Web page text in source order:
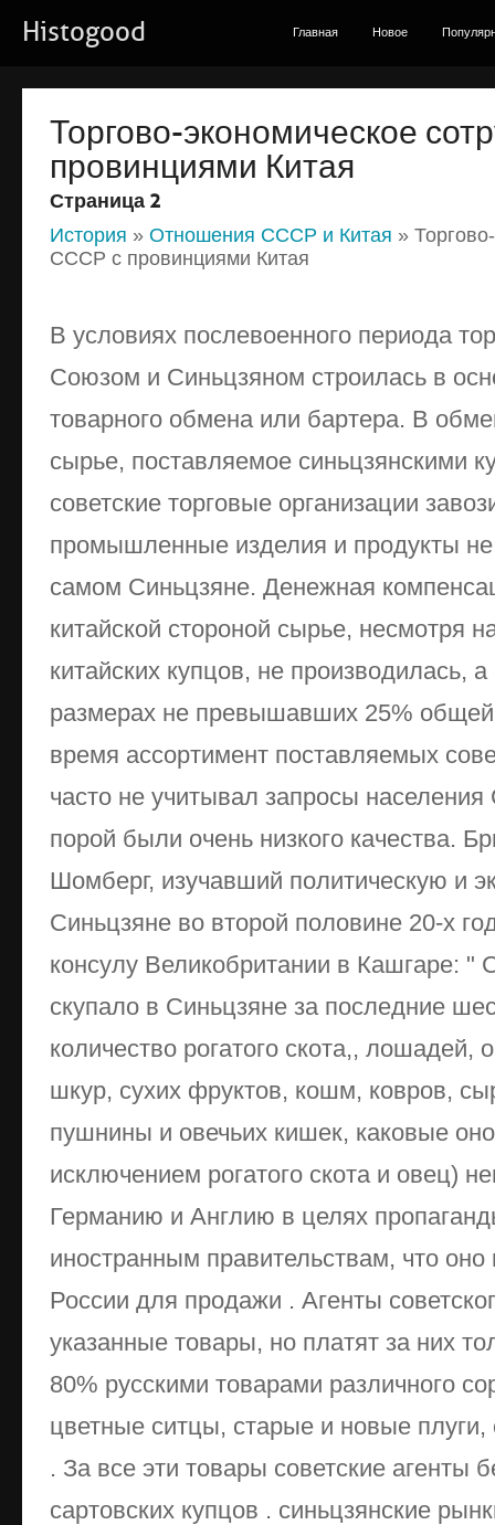
Histogood Главная Новое
Торгово-экономическое
провинциями Китая
Страница 2
История » Отношения СССР и Китая »
СССР с провинциями Китая
В условиях послевоенного периода
Союзом и Синьцзяном строилась в
товарного обмена или бартера. В
сырье, поставляемое синьцзянскими
советские торговые организации
промышленные изделия и продукты
самом Синьцзяне. Денежная
китайской стороной сырье, несмотря
китайских купцов, не производилась,
размерах не превышавших 25%
время ассортимент поставляемых
часто не учитывал запросы
порой были очень низкого качества.
Шомберг, изучавший политическую и
Синьцзяне во второй половине 20-х
консулу Великобритании в Кашгаре: "
скупало в Синьцзяне за последние
количество рогатого скота,, лошадей,
шкур, сухих фруктов, кошм, ковров,
пушнины и овечьих кишек, каковые оно
исключением рогатого скота и овец)
Германию и Англию в целях
иностранным правительствам, что
России для продажи . Агенты
указанные товары, но платят за них
80% русскими товарами различного
цветные ситцы, старые и новые
. За все эти товары советские агенты
сартовских купцов . синьцзянские